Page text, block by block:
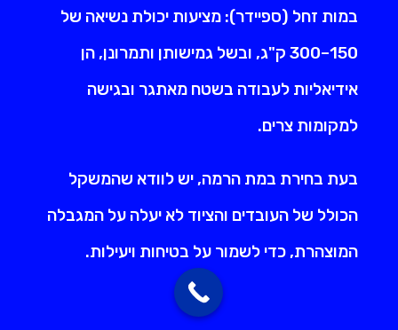
במות זחל (ספיידר): מציעות יכולת נשיאה של
150–300 ק"ג, ובשל גמישותן ותמרונן, הן
אידיאליות לעבודה בשטח מאתגר ובגישה
למקומות צרים.
בעת בחירת במת הרמה, יש לוודא שהמשקל
הכולל של העובדים והציוד לא יעלה על המגבלה
המוצהרת, כדי לשמור על בטיחות ויעילות.